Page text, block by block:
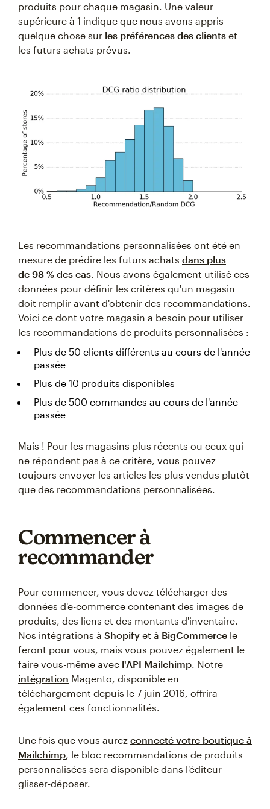
produits pour chaque magasin. Une valeur
supérieure à 1 indique que nous avons appris
quelque chose sur les préférences des clients et
les futurs achats prévus.
Les recommandations personnalisées ont été en
mesure de prédire les futurs achats dans plus
de 98 % des cas . Nous avons également utilisé ces
données pour définir les critères qu'un magasin
doit remplir avant d'obtenir des recommandations.
Voici ce dont votre magasin a besoin pour utiliser
les recommandations de produits personnalisées :
Plus de 50 clients différents au cours de l'année
passée
Plus de 10 produits disponibles
Plus de 500 commandes au cours de l'année
passée
Mais ! Pour les magasins plus récents ou ceux qui
ne répondent pas à ce critère, vous pouvez
toujours envoyer les articles les plus vendus plutôt
que des recommandations personnalisées.
Commencer à
recommander
Pour commencer, vous devez télécharger des
données d'e-commerce contenant des images de
produits, des liens et des montants d'inventaire.
Nos intégrations à Shopify et à BigCommerce le
feront pour vous, mais vous pouvez également le
faire vous-même avec l'API Mailchimp . Notre
intégration Magento, disponible en
téléchargement depuis le 7 juin 2016, offrira
également ces fonctionnalités.
Une fois que vous aurez connecté votre boutique à
Mailchimp , le bloc recommandations de produits
personnalisées sera disponible dans l'éditeur
glisser-déposer.